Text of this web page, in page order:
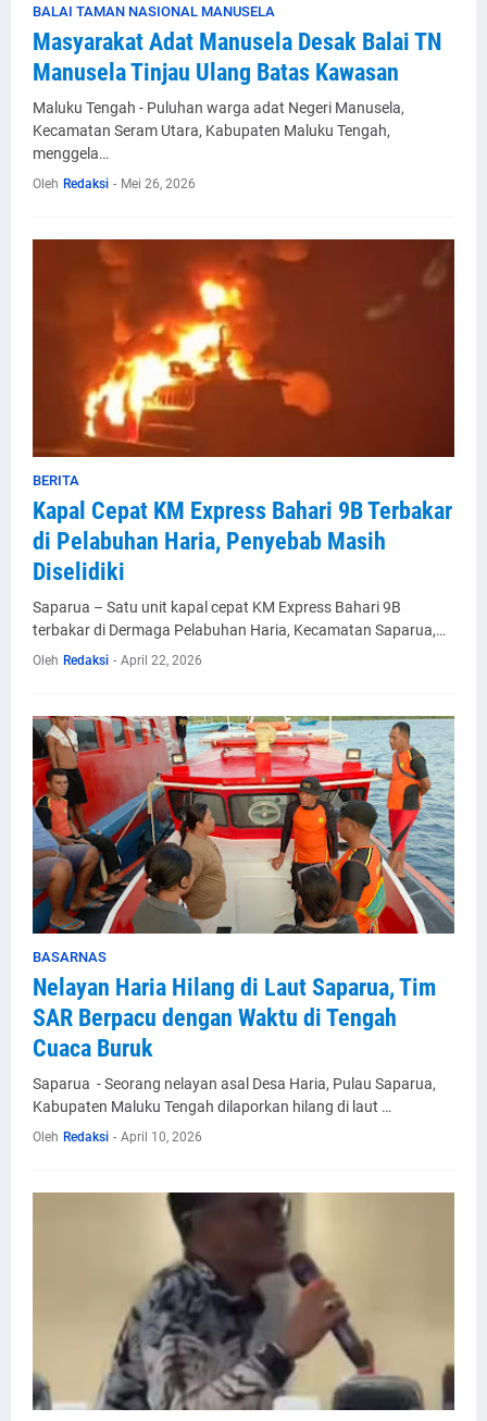
BALAI TAMAN NASIONAL MANUSELA
Masyarakat Adat Manusela Desak Balai TN
Manusela Tinjau Ulang Batas Kawasan
Maluku Tengah - Puluhan warga adat Negeri Manusela,
Kecamatan Seram Utara, Kabupaten Maluku Tengah,
menggela…
Oleh Redaksi - Mei 26, 2026
BERITA
Kapal Cepat KM Express Bahari 9B Terbakar
di Pelabuhan Haria, Penyebab Masih
Diselidiki
Saparua – Satu unit kapal cepat KM Express Bahari 9B
terbakar di Dermaga Pelabuhan Haria, Kecamatan Saparua,…
Oleh Redaksi - April 22, 2026
BASARNAS
Nelayan Haria Hilang di Laut Saparua, Tim
SAR Berpacu dengan Waktu di Tengah
Cuaca Buruk
Saparua - Seorang nelayan asal Desa Haria, Pulau Saparua,
Kabupaten Maluku Tengah dilaporkan hilang di laut …
Oleh Redaksi - April 10, 2026